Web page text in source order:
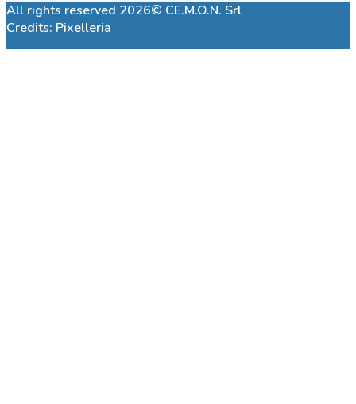
All rights reserved 2026© CE.M.O.N. Srl
Credits: Pixelleria